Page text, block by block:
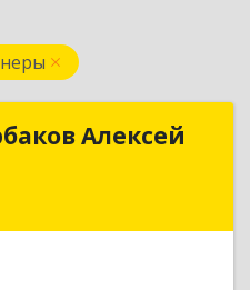
Алексей
Алексей